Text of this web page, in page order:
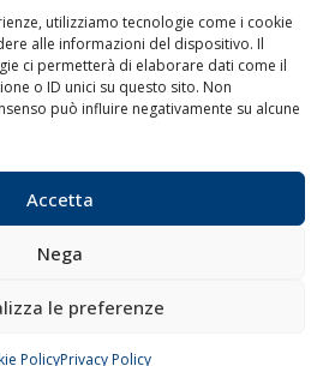
utilizziamo tecnologie come i cookie
alle informazioni del dispositivo. Il
ci permetterà di elaborare dati come il
o ID unici su questo sito. Non
può influire negativamente su alcune
Accetta
Nega
le preferenze
PolicyPrivacy Policy
Shipping
Interporti
Trasporti
Sostenibilità
Blue economy
Chi siamo
Contatti